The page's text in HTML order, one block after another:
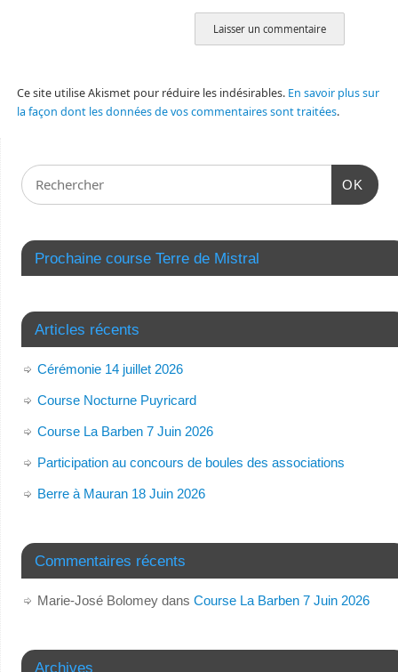
Ce site utilise Akismet pour réduire les indésirables. En savoir plus sur
la façon dont les données de vos commentaires sont traitées.
OK
Prochaine course Terre de Mistral
Articles récents
Cérémonie 14 juillet 2026
Course Nocturne Puyricard
Course La Barben 7 Juin 2026
Participation au concours de boules des associations
Berre à Mauran 18 Juin 2026
Commentaires récents
Marie-José Bolomeydans Course La Barben 7 Juin 2026
Archives